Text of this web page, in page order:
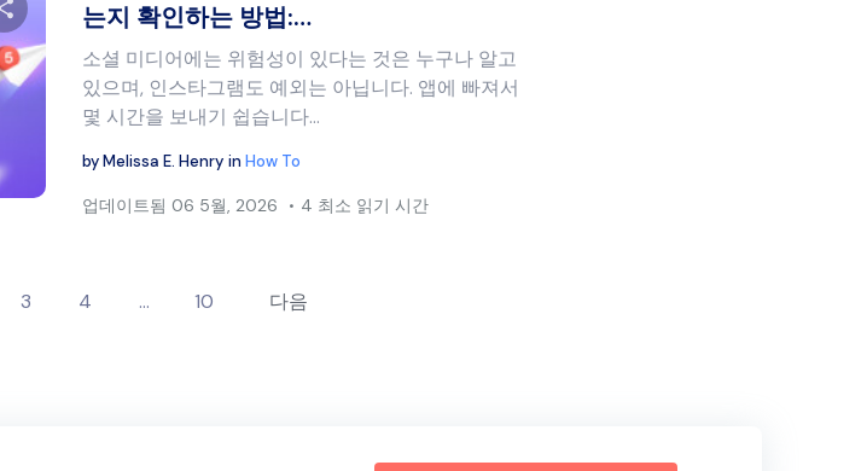
이 글을 공유하세요
트위터 페이스북 링크 복사
는지 확인하는 방법:…
소셜 미디어에는 위험성이 있다는 것은 누구나 알고
있으며, 인스타그램도 예외는 아닙니다. 앱에 빠져서
몇 시간을 보내기 쉽습니다...
byMelissa E. Henry inHow To
업데이트됨 06 5월, 2026 4 최소 읽기 시간
3 4 … 10 다음